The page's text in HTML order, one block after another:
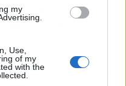
my
Use,
of my
with the
que el influencer marketing
por directivas con